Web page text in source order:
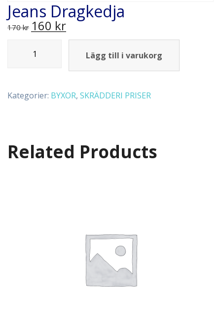
Jeans Dragkedja
170kr 160 kr
Lägg till i varukorg
Kategorier: BYXOR, SKRÄDDERI PRISER
Related Products